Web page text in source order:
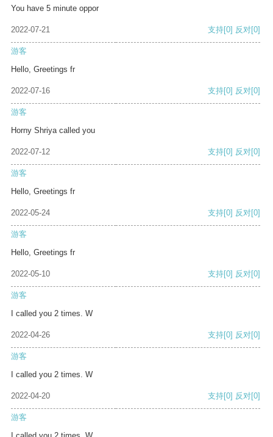
You have 5 minute oppor
2022-07-21 支持[0] 反对[0]
游客
Hello, Greetings fr
2022-07-16 支持[0] 反对[0]
游客
Horny Shriya called you
2022-07-12 支持[0] 反对[0]
游客
Hello, Greetings fr
2022-05-24 支持[0] 反对[0]
游客
Hello, Greetings fr
2022-05-10 支持[0] 反对[0]
游客
I called you 2 times. W
2022-04-26 支持[0] 反对[0]
游客
I called you 2 times. W
2022-04-20 支持[0] 反对[0]
游客